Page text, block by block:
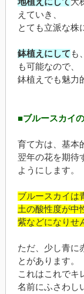
えていき、
とても立派な株
鉢植えにして も
も可能なので、
鉢植えでも魅力
■ブルースカイ
育て方は、基本
翌年の花を期待
ようにします。
ブルースカイは
土の酸性度が中
紫などになりせ
ただ、少し青に
とがあります。
これはこれでキ
名前にふさわし